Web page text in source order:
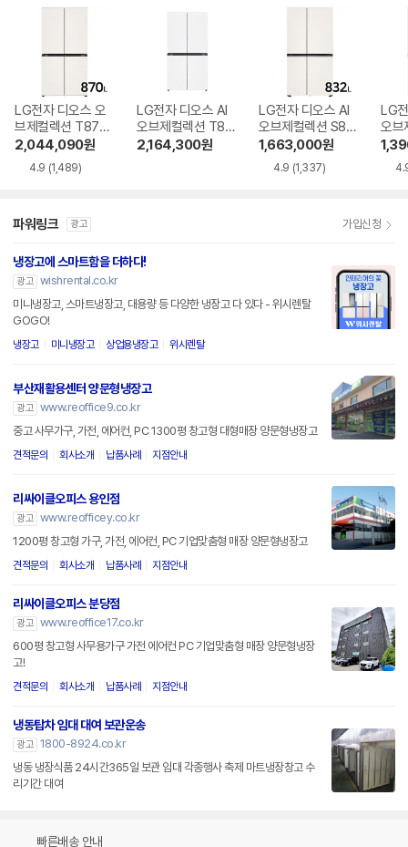
LG전자 디오스 오
브제컬렉션 T873
MEE111
2,044,090원
4.9 (1,489)
LG전자 디오스 AI
오브제컬렉션 T87
6MQQ1H1
2,164,300원
LG전자 디오스 AI
오브제컬렉션 S83
4MEE111
1,663,000원
4.9 (1,337)
LG
오브
파워링크 광고 가입신청
냉장고에 스마트함을 더하다!
광고 wishrental.co.kr
미니냉장고, 스마트냉장고, 대용량 등 다양한 냉장고 다 있다 - 위시렌탈
GOGO!
냉장고 미니냉장고 상업용냉장고 위시렌탈
부산재활용센터 양문형냉장고
광고 www.reoffice9.co.kr
중고 사무가구, 가전, 에어컨, PC 1300평 창고형 대형매장 양문형냉장고
견적문의 회사소개 납품사례 지점안내
리싸이클오피스 용인점
광고 www.reofficey.co.kr
1200평 창고형 가구, 가전, 에어컨, PC 기업맞춤형 매장 양문형냉장고
견적문의 회사소개 납품사례 지점안내
리싸이클오피스 분당점
광고 www.reoffice17.co.kr
600평 창고형 사무용가구 가전 에어컨 PC 기업맞춤형 매장 양문형냉장
고!
견적문의 회사소개 납품사례 지점안내
냉동탑차 임대 대여 보관운송
광고 1800-8924.co.kr
냉동 냉장식품 24시간365일 보관 임대 각종행사 축제 마트냉장창고 수
리기간 대여
빠른배송 안내